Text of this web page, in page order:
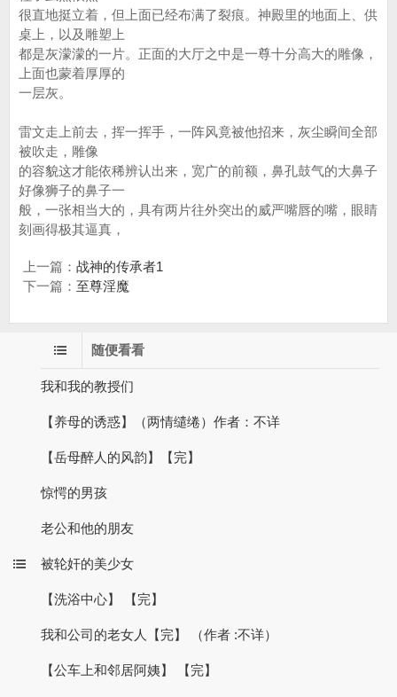
很直地挺立着，但上面已经布满了裂痕。神殿里的地面上、供
桌上，以及雕塑上
都是灰濛濛的一片。正面的大厅之中是一尊十分高大的雕像，
上面也蒙着厚厚的
一层灰。
雷文走上前去，挥一挥手，一阵风竟被他招来，灰尘瞬间全部
被吹走，雕像
的容貌这才能依稀辨认出来，宽广的前额，鼻孔鼓气的大鼻子
好像狮子的鼻子一
般，一张相当大的，具有两片往外突出的威严嘴唇的嘴，眼睛
刻画得极其逼真，
上一篇： 战神的传承者1
下一篇： 至尊淫魔
随便看看
我和我的教授们
【养母的诱惑】（两情缱绻）作者：不详
【岳母醉人的风韵】【完】
惊愕的男孩
老公和他的朋友
被轮奸的美少女
【洗浴中心】 【完】
我和公司的老女人【完】 （作者 :不详）
【公车上和邻居阿姨】 【完】